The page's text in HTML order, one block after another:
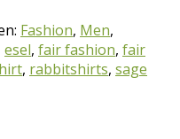
Fashion, Men,
esel, fair fashion, fair
, rabbitshirts, sage